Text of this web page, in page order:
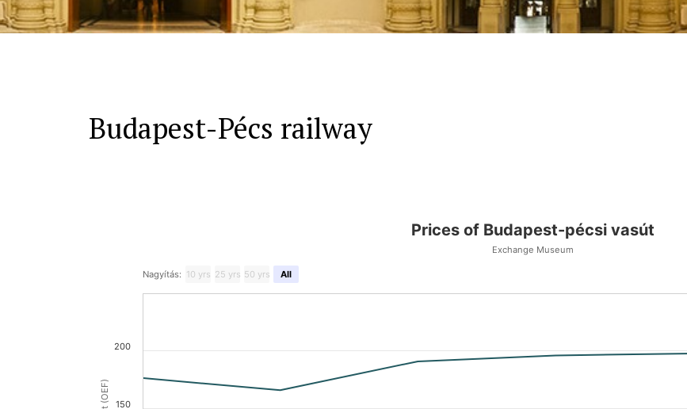
Budapest-Pécs railway
Prices of Budapest-pécsi vasút
Exchange Museum
Nagyítás: 10 yrs 25 yrs 50 yrs All
150
200